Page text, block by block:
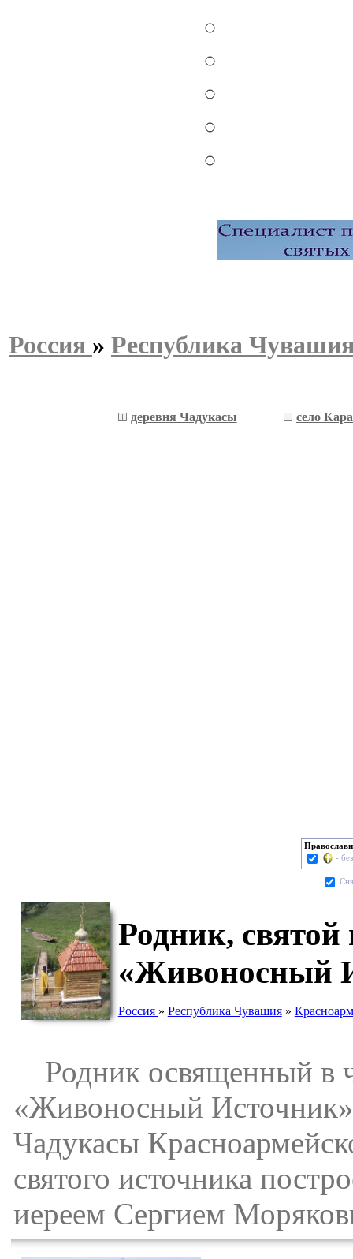
Россия » Республика
деревня Чадукасы село
-
Родник,
«Живоносный
Россия » Республика Чувашия»
Родник освященный в
«Живоносный Источник»
Чадукасы
святого источника
иереем Сергием